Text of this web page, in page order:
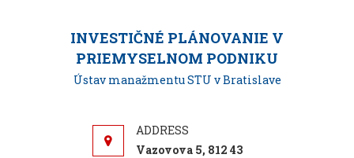
INVESTIČNÉ PLÁNOVANIE V
PRIEMYSELNOM PODNIKU
Ústav manažmentu STU v Bratislave
Vazovova 5, 812 43